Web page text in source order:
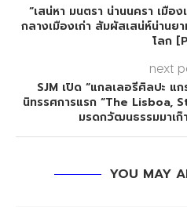
“เสน่หา มนตรา น่านนครา เมือ
กลางเมืองเก่า สัมผัสเสน่ห์น่านย
โลก
next
SJM เปิด “แกลเลอรีศิลปะ
นิทรรศการแรก “The Lisboa,
มรดกวัฒนธรรมมาเ
YOU MAY